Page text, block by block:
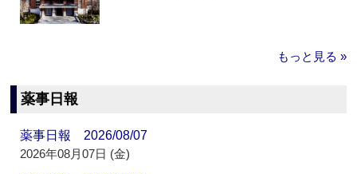
もっと見る »
薬事日報
薬事日報 2026/08/07
2026年08月07日 (金)